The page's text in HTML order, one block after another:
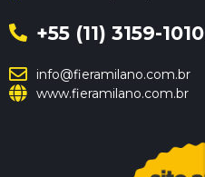
+55 (11) 3159-1010
info@fieramilano.com.br
www.fieramilano.com.br